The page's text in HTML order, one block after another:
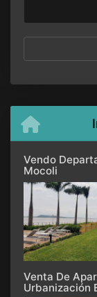
Vendo
Mocoli
Venta De
Urbanización